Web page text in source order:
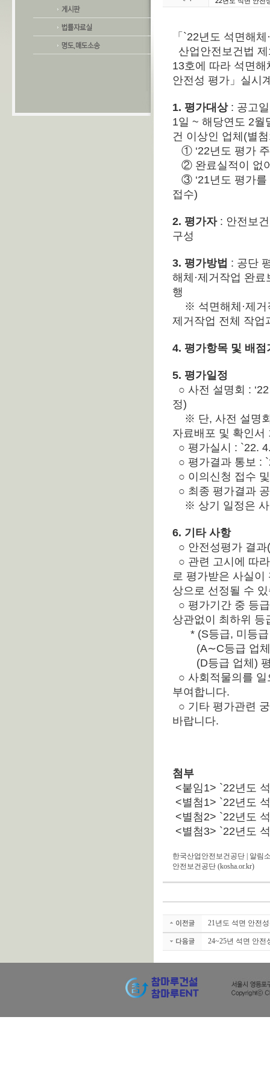
「`22년도 석면해
산업안전보건법
13호에 따라 석면
안전성 평가」실시
1. 평가대상: 공고일
1일 ~ 해당연도 2월
건 이상인 업체(별
① ‘22년도 평가 주
② 완료실적이 없
③ ‘21년도 평가를
접수)
2. 평가자: 안전보건
구성
3. 평가방법 : 공단
해체·제거작업 완
행
※ 석면해체·제거
제거작업 전체 작업
4. 평가항목 및 배점
5. 평가일정
○ 사전 설명회 :
정)
※ 단, 사전 설명회
자료배포 및 확인서
○ 평가실시 : `22.
○ 평가결과 통보 :
○ 이의신청 접수
○ 최종 평가결과
※ 상기 일정은 사
6. 기타 사항
○ 안전성평가 결
○ 관련 고시에 따
로 평가받은 사실이
상으로 선정될 수
○ 평가기간 중 등
상관없이 최하위 등
* (S등급, 미등급
(A∼C등급 업체)
(D등급 업체) 평
○ 사회적물의를
부여합니다.
○ 기타 평가관련
바랍니다.
첨부
<붙임1> `22년도
<별첨1> `22년도
<별첨2> `22년도
<별첨3> `22년도
한국산업안전보건공단 | 알림
안전보건공단 (kosha.or.kr)
21년도 석면 안전
24~25년 석면 안전